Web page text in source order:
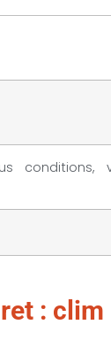
conditions,
: